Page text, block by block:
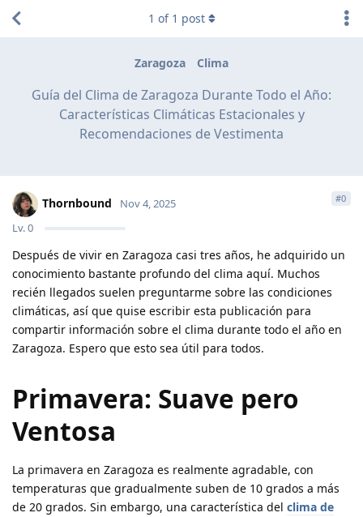
Zaragoza Clima
Guía del Clima de Zaragoza Durante Todo el Año:
Características Climáticas Estacionales y
Recomendaciones de Vestimenta
1 of 1 post
Thornbound
Lv.0
Nov 4, 2025 #0
Después de vivir en Zaragoza casi tres años, he adquirido un
conocimiento bastante profundo del clima aquí. Muchos
recién llegados suelen preguntarme sobre las condiciones
climáticas, así que quise escribir esta publicación para
compartir información sobre el clima durante todo el año en
Zaragoza. Espero que esto sea útil para todos.
Primavera: Suave pero
Ventosa
La primavera en Zaragoza es realmente agradable, con
temperaturas que gradualmente suben de 10 grados a más
de 20 grados. Sin embargo, una característica del clima de